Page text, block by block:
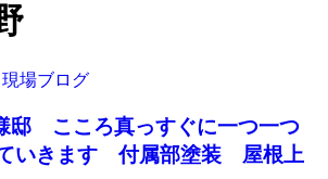
場ブログ
こころ真っすぐに一つ一つ
いきます 付属部塗装 屋根上